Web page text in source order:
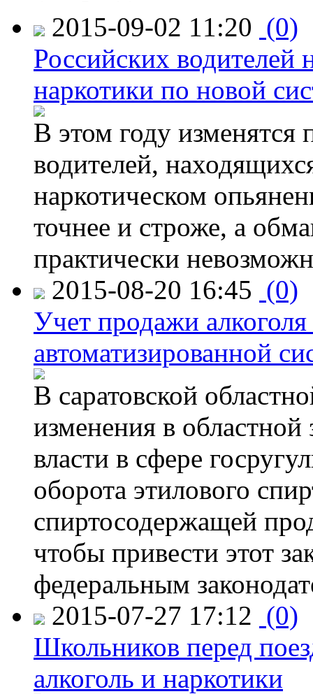
2015-09-02 11:20 (0)
Российских водителей
наркотики по новой
В этом году изменятся
водителей,
наркотическом
точнее и строже, а
практически
2015-08-20 16:45 (0)
Учет продажи
автоматизированной
В саратовской
изменения в
власти в сфере
оборота этилового
спиртосодержащей
чтобы привести этот
федеральным
2015-07-27 17:12 (0)
Школьников перед
алкоголь и наркотики